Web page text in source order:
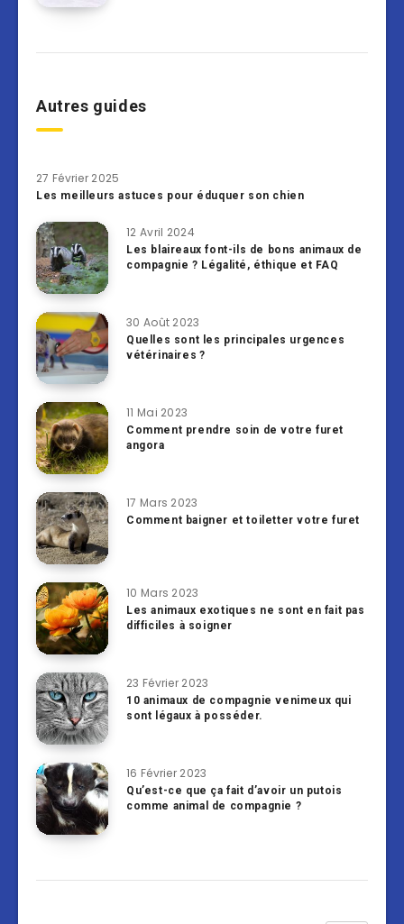
Autres guides
27 Février 2025
Les meilleurs astuces pour éduquer son chien
12 Avril 2024
Les blaireaux font-ils de bons animaux de
compagnie ? Légalité, éthique et FAQ
30 Août 2023
Quelles sont les principales urgences
vétérinaires ?
11 Mai 2023
Comment prendre soin de votre furet
angora
17 Mars 2023
Comment baigner et toiletter votre furet
10 Mars 2023
Les animaux exotiques ne sont en fait pas
difficiles à soigner
23 Février 2023
10 animaux de compagnie venimeux qui
sont légaux à posséder.
16 Février 2023
Qu’est-ce que ça fait d’avoir un putois
comme animal de compagnie ?